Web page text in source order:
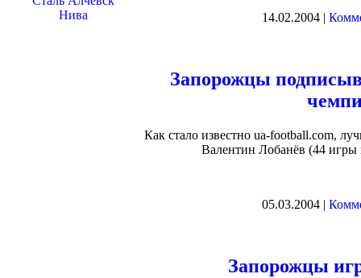
Нива
14.02.2004 |
Запорожцы
Как стало известно ua-football.com,
Валентин Лобанёв (44 игры
05.03.2004 |
Запорожцы